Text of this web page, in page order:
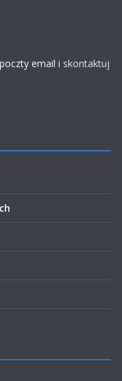
email i skontaktuj